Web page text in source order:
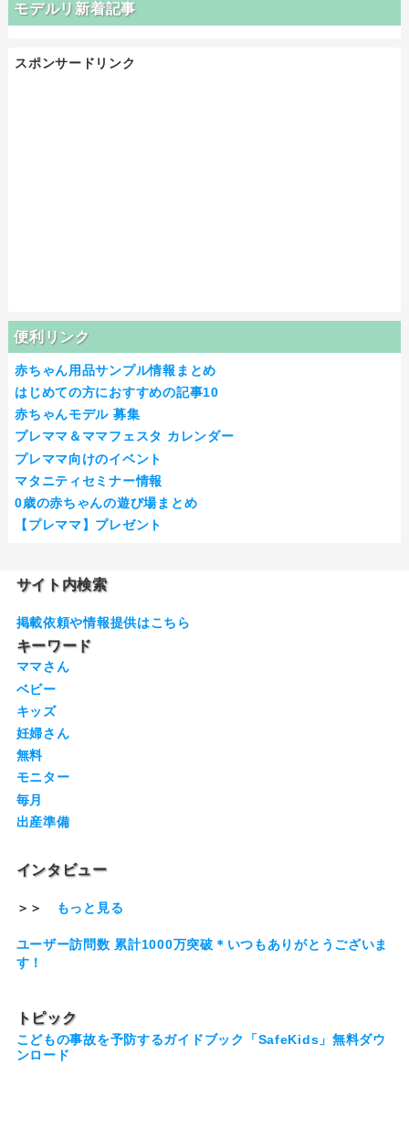
モデルリ新着記事
スポンサードリンク
便利リンク
赤ちゃん用品サンプル情報まとめ
はじめての方におすすめの記事10
赤ちゃんモデル 募集
プレママ＆ママフェスタ カレンダー
プレママ向けのイベント
マタニティセミナー情報
0歳の赤ちゃんの遊び場まとめ
【プレママ】プレゼント
サイト内検索
掲載依頼や情報提供はこちら
キーワード
ママさん
ベビー
キッズ
妊婦さん
無料
モニター
毎月
出産準備
インタビュー
＞＞ もっと見る
ユーザー訪問数 累計1000万突破＊いつもありがとうございま
す！
トピック
こどもの事故を予防するガイドブック「SafeKids」無料ダウ
ンロード